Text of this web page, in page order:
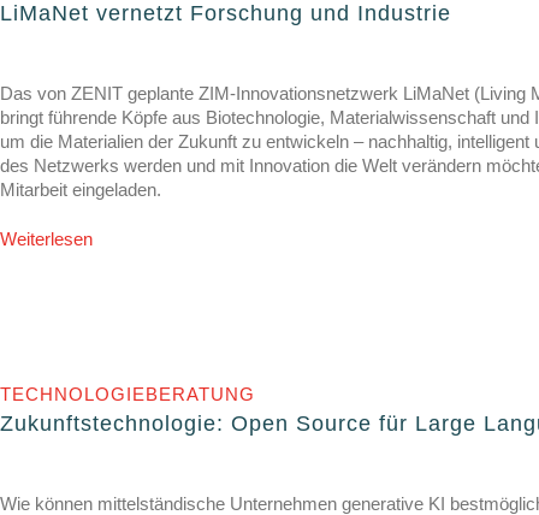
LiMaNet vernetzt Forschung und Industrie
Das von ZENIT geplante ZIM-Innovationsnetzwerk LiMaNet (Living
bringt führende Köpfe aus Biotechnologie, Materialwissenschaft und
um die Materialien der Zukunft zu entwickeln – nachhaltig, intelligent
des Netzwerks werden und mit Innovation die Welt verändern
Mitarbeit eingeladen.
Weiterlesen
TECHNOLOGIEBERATUNG
Zukunftstechnologie: Open Source für Large
Wie können mittelständische Unternehmen generative KI